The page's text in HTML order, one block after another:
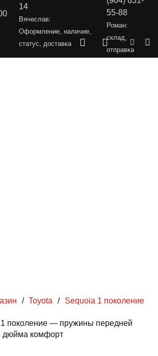
14
Вячеслав:
Оформление, наличие,
статус, доставка
55-88
Роман:
склад,
отправка
/ Toyota /
Sequoia 1 поколение
поколение — пружины передней
дюйма комфорт